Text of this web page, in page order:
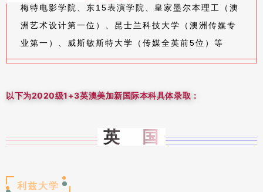
梅特电影学院、东15表演学院、皇家墨尔本理工（澳
洲艺术设计第一位）、昆士兰科技大学（澳洲传媒专
业第一）、威斯敏斯特大学（传媒全英前5位）等
以下为2020级1+3英澳美加新国际本科具体录取：
英 国
利兹大学